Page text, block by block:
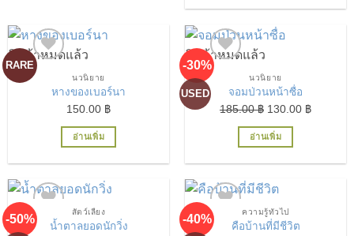
เพิ่มในรายการที่ชื่นชอบ เพิ่มในรายการที่ชื่นชอบ
RARE
เพิ่มในรายการที่ชื่นชอบ
สินค้าหมดแล้ว
นวนิยาย
หางของเบอร์นา
150.00 ฿
อ่านเพิ่ม
-30%
USED
เพิ่มในรายการที่ชื่นชอบ
สินค้าหมดแล้ว
นวนิยาย
จอมป่วนหน้าซื่อ
185.00฿ Original
price
was:
130.00 ฿Current
อ่านเพิ่ม
-50%
สัตว์เลี้ยง
น้ำตาลยอดนักวิ่ง
-40%
ความรู้ทั่วไป
คือบ้านที่มีชีวิต